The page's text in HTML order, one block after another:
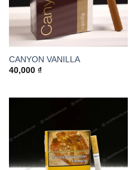
CANYON VANILLA
40,000 ₫